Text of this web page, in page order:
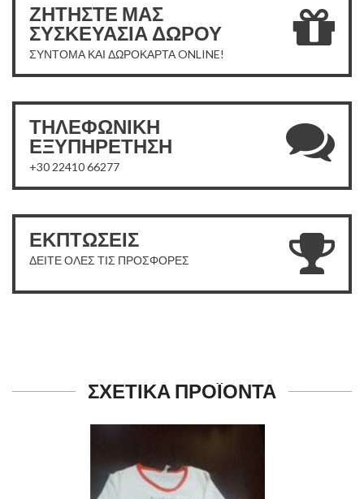
ΖΗΤΗΣΤΕ ΜΑΣ
ΣΥΣΚΕΥΑΣΙΑ ΔΩΡΟΥ
ΣΥΝΤΟΜΑ ΚΑΙ ΔΩΡΟΚΑΡΤΑ ONLINE!
ΤΗΛΕΦΩΝΙΚΗ
ΕΞΥΠΗΡΕΤΗΣΗ
+30 22410 66277
ΕΚΠΤΩΣΕΙΣ
ΔΕΙΤΕ ΟΛΕΣ ΤΙΣ ΠΡΟΣΦΟΡΕΣ
ΣΧΕΤΙΚΑ ΠΡΟΪΟΝΤΑ